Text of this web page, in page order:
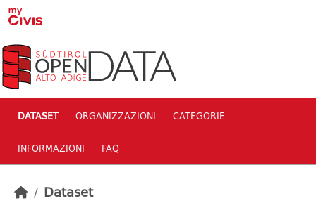
Skip to main content
DATASET ORGANIZZAZIONI CATEGORIE
INFORMAZIONI FAQ
Dataset